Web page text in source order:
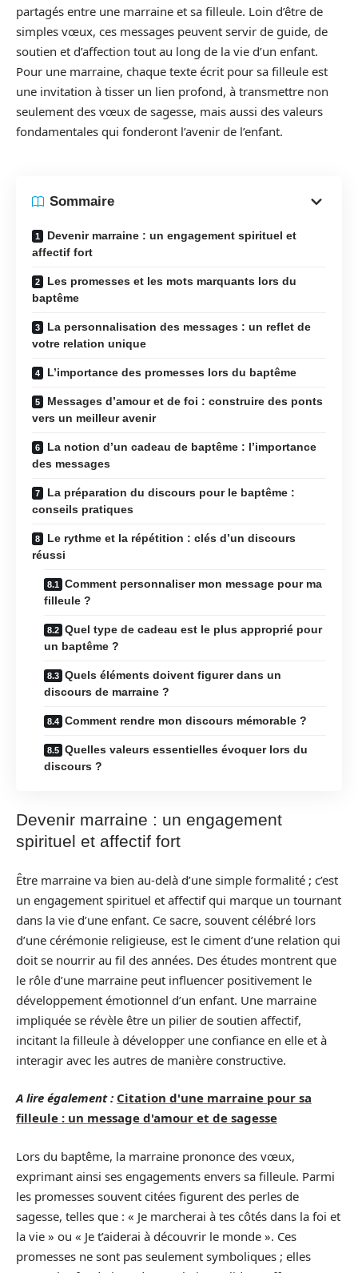
partagés entre une marraine et sa filleule. Loin d’être de
simples vœux, ces messages peuvent servir de guide, de
soutien et d’affection tout au long de la vie d’un enfant.
Pour une marraine, chaque texte écrit pour sa filleule est
une invitation à tisser un lien profond, à transmettre non
seulement des vœux de sagesse, mais aussi des valeurs
fondamentales qui fonderont l’avenir de l’enfant.
Sommaire
Devenir marraine : un engagement spirituel et
affectif fort
Les promesses et les mots marquants lors du
baptême
La personnalisation des messages : un reflet de
votre relation unique
L’importance des promesses lors du baptême
Messages d’amour et de foi : construire des ponts
vers un meilleur avenir
La notion d’un cadeau de baptême : l’importance
des messages
La préparation du discours pour le baptême :
conseils pratiques
Le rythme et la répétition : clés d’un discours
réussi
Comment personnaliser mon message pour ma
filleule ?
Quel type de cadeau est le plus approprié pour
un baptême ?
Quels éléments doivent figurer dans un
discours de marraine ?
Comment rendre mon discours mémorable ?
Quelles valeurs essentielles évoquer lors du
discours ?
Devenir marraine : un engagement
spirituel et affectif fort
Être marraine va bien au-delà d’une simple formalité ; c’est
un engagement spirituel et affectif qui marque un tournant
dans la vie d’une enfant. Ce sacre, souvent célébré lors
d’une cérémonie religieuse, est le ciment d’une relation qui
doit se nourrir au fil des années. Des études montrent que
le rôle d’une marraine peut influencer positivement le
développement émotionnel d’un enfant. Une marraine
impliquée se révèle être un pilier de soutien affectif,
incitant la filleule à développer une confiance en elle et à
interagir avec les autres de manière constructive.
A lire également : Citation d'une marraine pour sa
filleule : un message d'amour et de sagesse
Lors du baptême, la marraine prononce des vœux,
exprimant ainsi ses engagements envers sa filleule. Parmi
les promesses souvent citées figurent des perles de
sagesse, telles que : « Je marcherai à tes côtés dans la foi et
la vie » ou « Je t’aiderai à découvrir le monde ». Ces
promesses ne sont pas seulement symboliques ; elles